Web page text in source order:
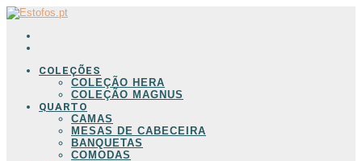
COLEÇÕES
COLEÇÃO HERA
COLEÇÃO MAGNUS
QUARTO
CAMAS
MESAS DE CABECEIRA
BANQUETAS
COMODAS